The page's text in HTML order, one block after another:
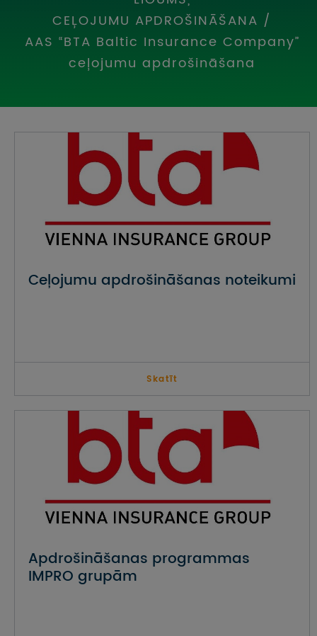
UZŅEMOŠAIS TŪRISMS
IMPRO KONKURSI
VĪZU ANKETAS
PIEMIŅAS ISTABA
IMPRO PRIVĀTUMA POLITIKA
CEĻOJUMU APDROŠINĀŠANA /
AAS “BTA Baltic Insurance Company”
ceļojumu apdrošināšana
Ceļojumu apdrošināšanas noteikumi
Skatīt
Apdrošināšanas programmas
IMPRO grupām